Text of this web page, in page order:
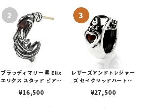
ブラッディマリー 昼 Elix
エリクス スタッド ピアス
¥16,500
レザーズアンドトレジャー
ズ セイクリッドハートピ
¥27,500